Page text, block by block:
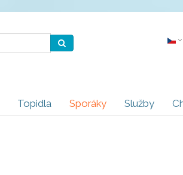
Topidla Sporáky Služby